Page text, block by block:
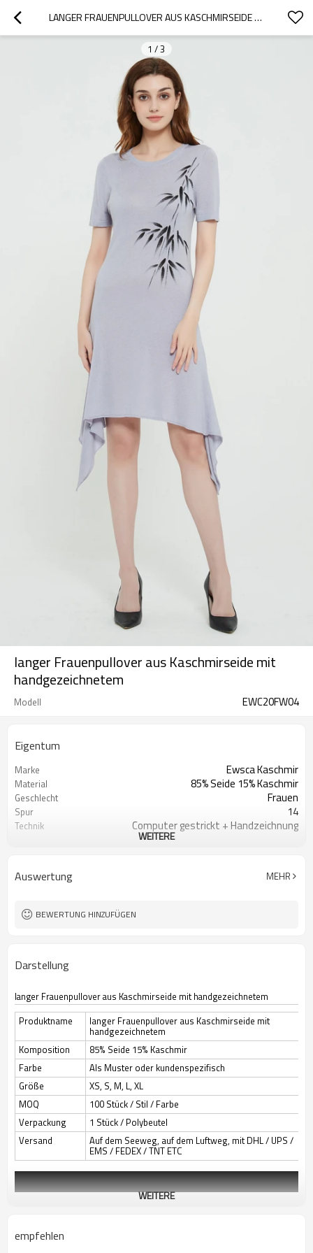
LANGER FRAUENPULLOVER AUS KASCHMIRSEIDE MIT HANDGEZEICHNETEM
1 /3
langer Frauenpullover aus Kaschmirseide mit
handgezeichnetem
Modell EWC20FW04
Eigentum
Marke Ewsca Kaschmir
Material 85% Seide 15% Kaschmir
Geschlecht Frauen
Spur 14
Technik Computer gestrickt + Handzeichnung
MO 100 Stück / Stil / Farbe
WEITERE
Auswertung MEHR
BEWERTUNG HINZUFÜGEN
Darstellung
langer Frauenpullover aus Kaschmirseide mit handgezeichnetem
Produktname
langer Frauenpullover aus Kaschmirseide mit
handgezeichnetem
Komposition
85% Seide 15% Kaschmir
Farbe
Als Muster oder kundenspezifisch
Größe
XS, S, M, L, XL
MOQ
100 Stück / Stil / Farbe
Verpackung
1 Stück / Polybeutel
Versand
Auf dem Seeweg, auf dem Luftweg, mit DHL / UPS /
EMS / FEDEX / TNT ETC
WEITERE
empfehlen